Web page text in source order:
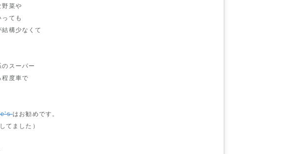
野菜や
ても
構少なくて
スーパー
程度車で
はお勧めです。
てました）